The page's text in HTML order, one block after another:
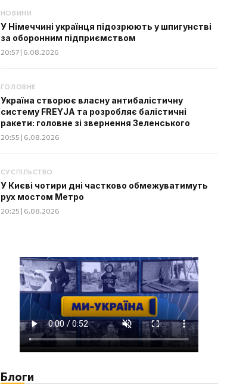
НОВИНИ
У Німеччині українця підозрюють у шпигунстві
за оборонним підприємством
20:57 | 6.08.2026
ГОЛОВНЕ
Україна створює власну антибалістичну
систему FREYJA та розробляє балістичні
ракети: головне зі звернення Зеленського
20:55 | 6.08.2026
СУСПІЛЬСТВО
У Києві чотири дні частково обмежуватимуть
рух мостом Метро
20:25 | 6.08.2026
Блоги